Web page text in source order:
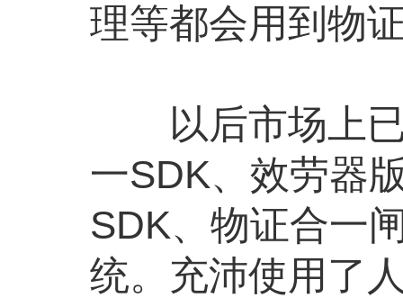
理等都会用到物
以后市场上已
一SDK、效劳器
SDK、物证合一
统。充沛使用了